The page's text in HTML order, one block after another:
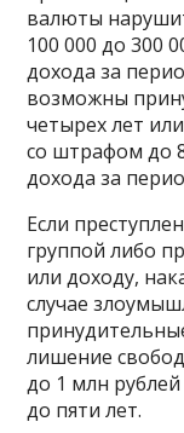
валюты
100 000 до 300
дохода за
возможны
четырех лет
со штрафом до
дохода за
Если
группой либо
или доходу,
случае
лишение
до 1 млн
до пяти лет.